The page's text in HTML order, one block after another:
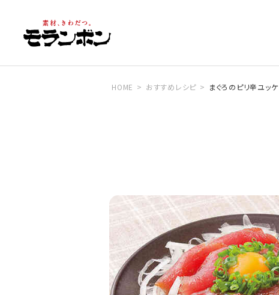
HOME おすすめレシピ まぐろのピリ辛ユッケ